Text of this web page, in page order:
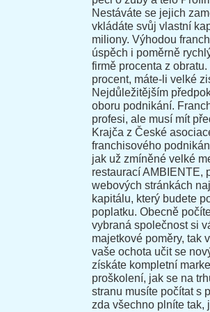
Nestáváte se jejich
vkládáte svůj vlastní
miliony. Výhodou
úspěch i poměrně
firmě procenta z
procent, máte-li velké
Nejdůležitějším
oboru podnikání.
profesi, ale musí mít
Krajča z České
franchisového
jak už zmíněné velké
restaurací AMBIENTE,
webových stránkách
kapitálu, který budete
poplatku. Obecně
vybraná společnost si
majetkové poměry, tak
vaše ochota učit se
získáte kompletní
proškolení, jak se na
stranu musíte počítat s
zda všechno plníte tak,